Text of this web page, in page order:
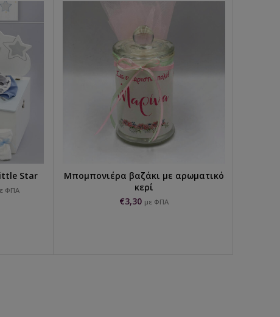
Star
ΦΠΑ
ΠΡΟΣΘΉΚΗ ΣΤΟ ΚΑΛΆΘΙ
Μπομπονιέρα βαζάκι με αρωματικό
κερί
€3,30 με ΦΠΑ